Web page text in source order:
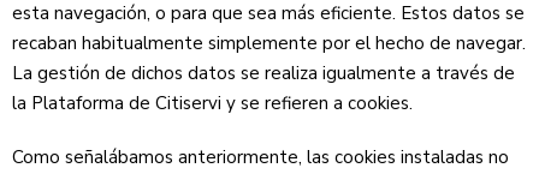
esta navegación, o para que sea más eficiente. Estos datos se
recaban habitualmente simplemente por el hecho de navegar.
La gestión de dichos datos se realiza igualmente a través de
la Plataforma de Citiservi y se refieren a cookies.
Como señalábamos anteriormente, las cookies instaladas no